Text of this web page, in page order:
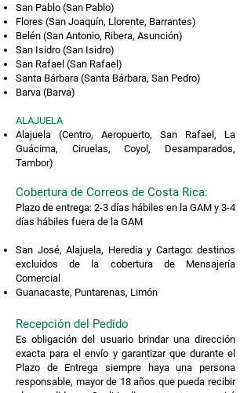
San Pablo (San Pablo)
Flores (San Joaquín, Llorente, Barrantes)
Belén (San Antonio, Ribera, Asunción)
San Isidro (San Isidro)
San Rafael (San Rafael)
Santa Bárbara (Santa Bárbara, San Pedro)
Barva (Barva)
ALAJUELA
Alajuela (Centro, Aeropuerto, San Rafael, La
Guácima, Ciruelas, Coyol, Desamparados,
Tambor)
Cobertura de Correos de Costa Rica:
Plazo de entrega: 2-3 días hábiles en la GAM y 3-4
días hábiles fuera de la GAM
San José, Alajuela, Heredia y Cartago: destinos
excluidos de la cobertura de Mensajería
Comercial
Guanacaste, Puntarenas, Limón
Recepción del Pedido
Es obligación del usuario brindar una dirección
exacta para el envío y garantizar que durante el
Plazo de Entrega siempre haya una persona
responsable, mayor de 18 años que pueda recibir